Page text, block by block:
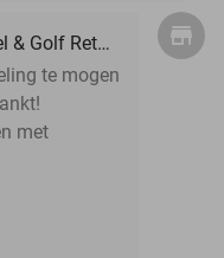
Stiemerheide - The Urban Hotel & Golf Retreat 4 * Superior
te mogen
met